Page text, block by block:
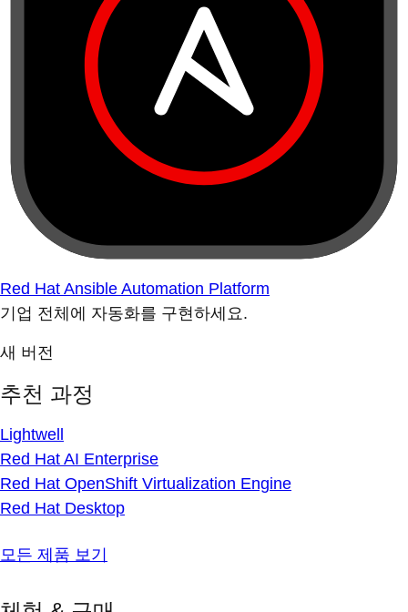
Red Hat Ansible Automation Platform
기업 전체에 자동화를 구현하세요.
새 버전
추천 과정
Lightwell
Red Hat AI Enterprise
Red Hat OpenShift Virtualization Engine
Red Hat Desktop
모든 제품 보기